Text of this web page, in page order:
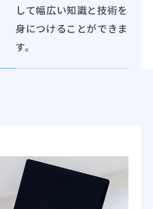
して幅広い知識と技術を
身につけることができま
す。